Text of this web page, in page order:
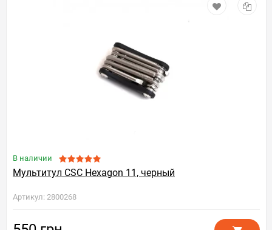
В наличии
Мультитул CSC Hexagon 11, черный
Артикул: 2800268